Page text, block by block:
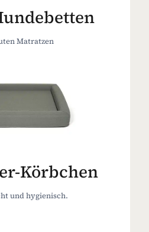
Matratzen
Körbchen
und hygienisch.